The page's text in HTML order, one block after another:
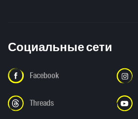
Социальные сети
Facebook
Threads